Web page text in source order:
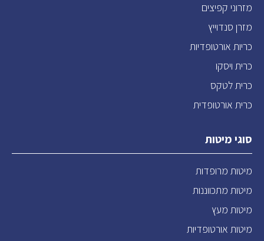
מזרוני קפיצים
מזרן סנדוייץ
כריות אורטופדיות
כרית ויסקו
כרית לטקס
כרית אורטופדית
סוגי מיטות
מיטות מרופדות
מיטות מתכווננות
מיטות מעץ
מיטות אורטופדיות